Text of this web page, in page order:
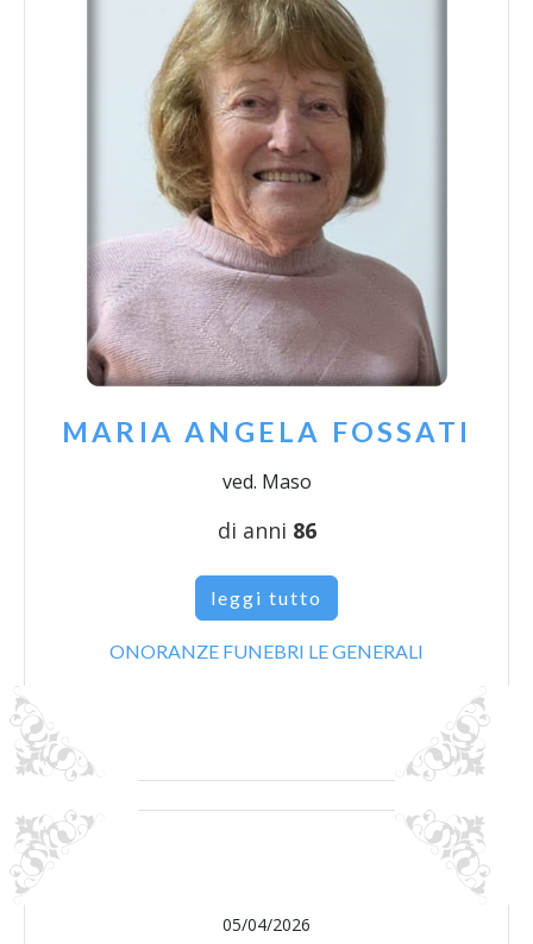
MARIA ANGELA FOSSATI
ved. Maso
di anni 86
leggi tutto
ONORANZE FUNEBRI LE GENERALI
05/04/2026